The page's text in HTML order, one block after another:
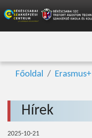
Főoldal Erasmus+
Hírek
2025-10-21